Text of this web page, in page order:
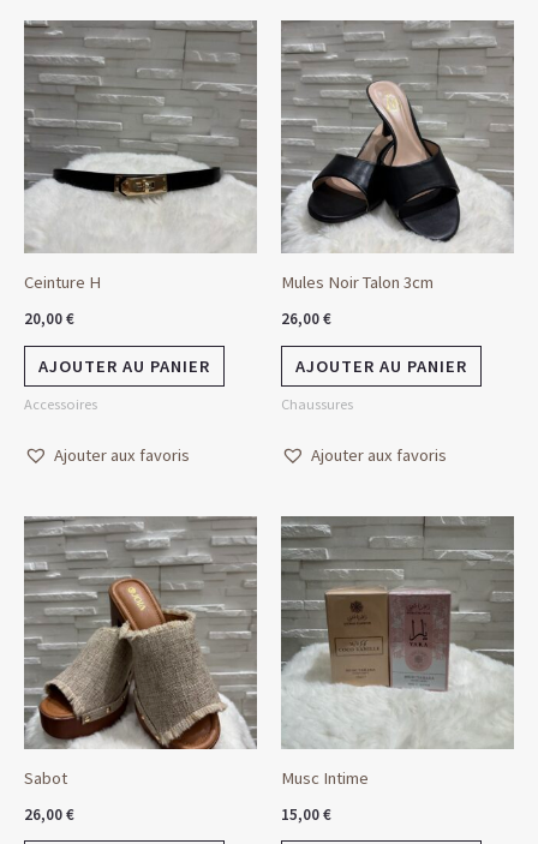
Ceinture H
20,00€
AJOUTER AU PANIER
Accessoires
Ajouter aux favoris
Mules Noir Talon 3cm
26,00€
AJOUTER AU PANIER
Chaussures
Ajouter aux favoris
Sabot
26,00€
Musc Intime
15,00€